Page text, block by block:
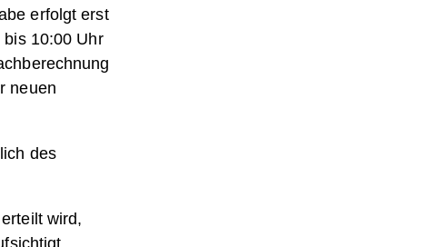
erfolgt erst
bis 10:00 Uhr
neuen
des
wird,